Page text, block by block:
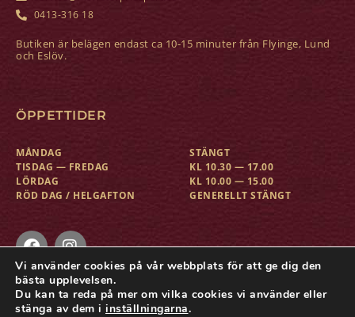
0413-316 18
Butiken är belägen endast ca 10-15 minuter från Flyinge, Lund
och Eslöv.
ÖPPETTIDER
MÅNDAG
TISDAG — FREDAG
LÖRDAG
RÖD DAG / HELGAFTON
STÄNGT
KL 10.30 — 17.00
KL 10.00 — 15.00
GENERELLT STÄNGT
COPYRIGHT © MARIETORP RIDSPORT
Vi använder cookies på vår webbplats för att ge dig den
bästa upplevelsen.
Du kan ta reda på mer om vilka cookies vi använder eller
stänga av dem i inställningarna.